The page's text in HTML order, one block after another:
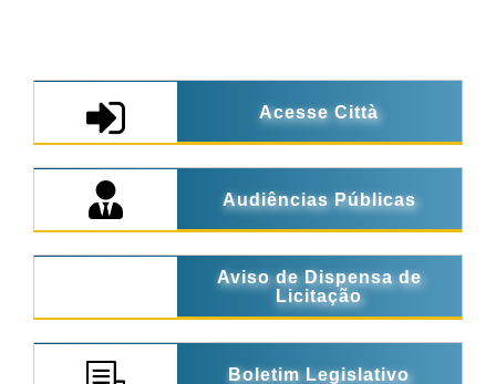
Acesse Città
Audiências Públicas
Aviso de Dispensa de
Licitação
Boletim Legislativo